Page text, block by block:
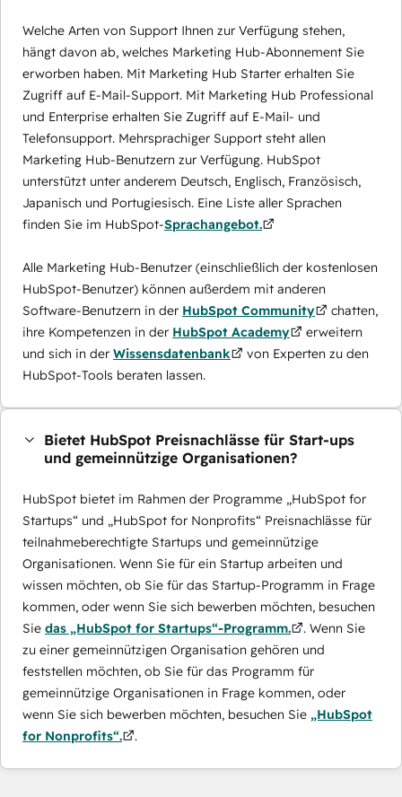
Welche Arten von Support Ihnen zur Verfügung stehen,
hängt davon ab, welches Marketing Hub-Abonnement Sie
erworben haben. Mit Marketing Hub Starter erhalten Sie
Zugriff auf E-Mail-Support. Mit Marketing Hub Professional
und Enterprise erhalten Sie Zugriff auf E-Mail- und
Telefonsupport. Mehrsprachiger Support steht allen
Marketing Hub-Benutzern zur Verfügung. HubSpot
unterstützt unter anderem Deutsch, Englisch, Französisch,
Japanisch und Portugiesisch. Eine Liste aller Sprachen
finden Sie im HubSpot-Sprachangebot.
Alle Marketing Hub-Benutzer (einschließlich der kostenlosen
HubSpot-Benutzer) können außerdem mit anderen
Software-Benutzern in der HubSpot Community
chatten,
ihre Kompetenzen in der HubSpot Academy
erweitern
und sich in der Wissensdatenbank
von Experten zu den
HubSpot-Tools beraten lassen.
Bietet HubSpot Preisnachlässe für Start-ups
und gemeinnützige Organisationen?
HubSpot bietet im Rahmen der Programme „HubSpot for
Startups“ und „HubSpot for Nonprofits“ Preisnachlässe für
teilnahmeberechtigte Startups und gemeinnützige
Organisationen. Wenn Sie für ein Startup arbeiten und
wissen möchten, ob Sie für das Startup-Programm in Frage
kommen, oder wenn Sie sich bewerben möchten, besuchen
Sie das „HubSpot for Startups“-Programm.
. Wenn Sie
zu einer gemeinnützigen Organisation gehören und
feststellen möchten, ob Sie für das Programm für
gemeinnützige Organisationen in Frage kommen, oder
wenn Sie sich bewerben möchten, besuchen Sie „HubSpot
for Nonprofits“.
.